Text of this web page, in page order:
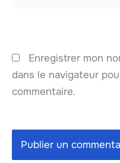
Enregistrer mon
dans le navigateur
commentaire.